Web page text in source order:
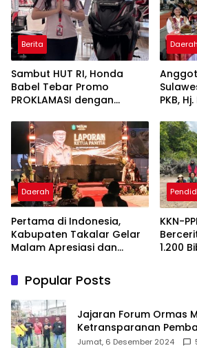
Berita
Sambut HUT RI, Honda
Babel Tebar Promo
PROKLAMASI dengan
Jutaan Rupiah
Daerah
PKB,
dan
Daerah
Pertama di Indonesia,
Kabupaten Takalar Gelar
Malam Apresiasi dan
Panggung Penghargaan
bagi Pelayan Publik
Berprestasi
KKN-
1.200
Popular Posts
Jajaran Forum Ormas
Ketransparanan
Damkar Di Kecamatan
Jumat, 6 Desember 2024